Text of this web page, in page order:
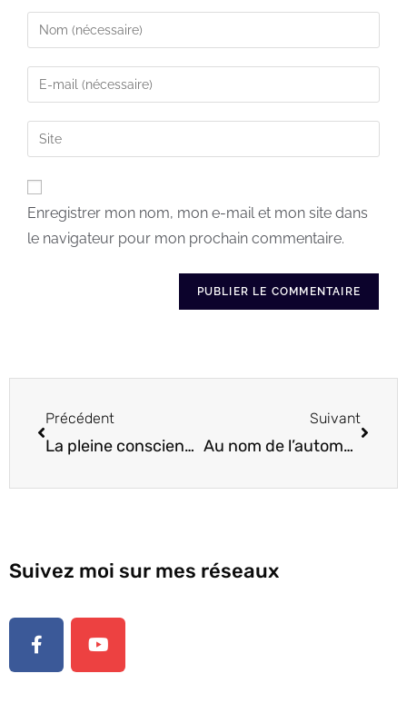
Enregistrer mon nom, mon e-mail et mon site dans
le navigateur pour mon prochain commentaire.
Précédent
La pleine conscience permet avant tout l’éveil à soi et non des autres
Suivant
Au nom de l’automne et de la foi
Suivez moi sur mes réseaux